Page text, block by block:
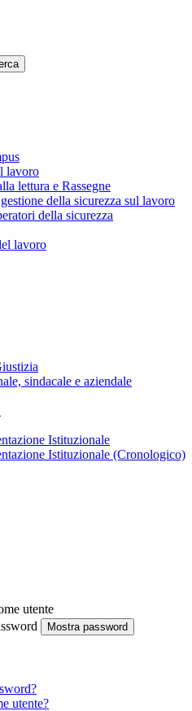
lavoro
lettura e Rassegne
della sicurezza sul lavoro
della sicurezza
lavoro
sindacale e aziendale
Istituzionale
Istituzionale (Cronologico)
utente
Mostra password
utente?